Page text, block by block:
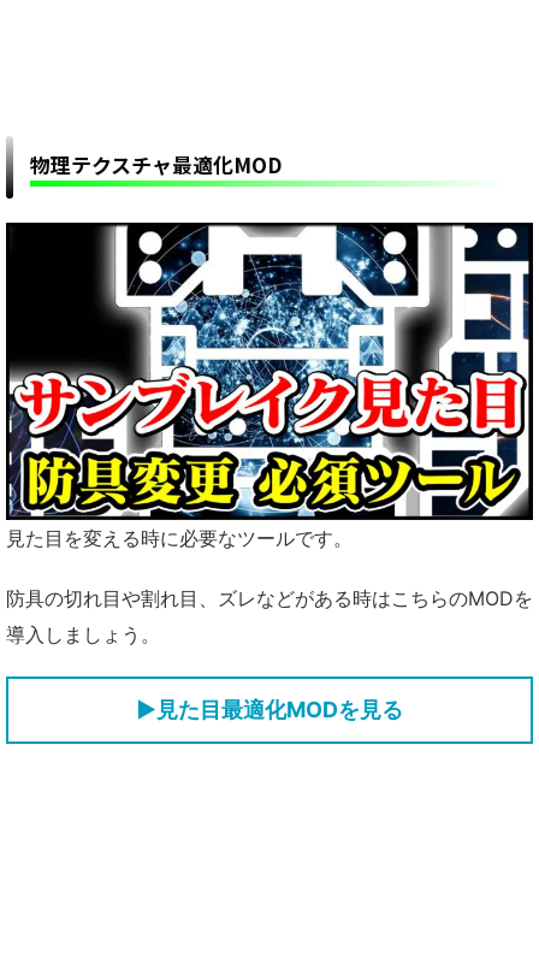
物理テクスチャ最適化MOD
見た目を変える時に必要なツールです。
防具の切れ目や割れ目、ズレなどがある時はこちらのMODを
導入しましょう。
▶見た目最適化MODを見る